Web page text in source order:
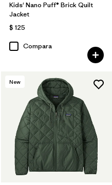
Kids' Nano Puff® Brick Quilt
Jacket
$ 125
Compara
New